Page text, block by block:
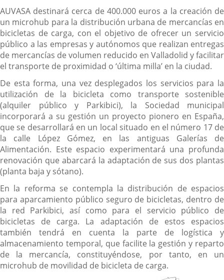
AUVASA destinará cerca de 400.000 euros a la creación de
un microhub para la distribución urbana de mercancías en
bicicletas de carga, con el objetivo de ofrecer un servicio
público a las empresas y autónomos que realizan entregas
de mercancías de volumen reducido en Valladolid y facilitar
el transporte de proximidad o ‘última milla’ en la ciudad.
De esta forma, una vez desplegados los servicios para la
utilización de la bicicleta como transporte sostenible
(alquiler público y Parkibici), la Sociedad municipal
incorporará a su gestión un proyecto pionero en España,
que se desarrollará en un local situado en el número 17 de
la calle López Gómez, en las antiguas Galerías de
Alimentación. Este espacio experimentará una profunda
renovación que abarcará la adaptación de sus dos plantas
(planta baja y sótano).
En la reforma se contempla la distribución de espacios
para aparcamiento público seguro de bicicletas, dentro de
la red Parkibici, así como para el servicio público de
bicicletas de carga. La adaptación de estos espacios
también tendrá en cuenta la parte de logística y
almacenamiento temporal, que facilite la gestión y reparto
de la mercancía, constituyéndose, por tanto, en un
microhub de movilidad de bicicleta de carga.